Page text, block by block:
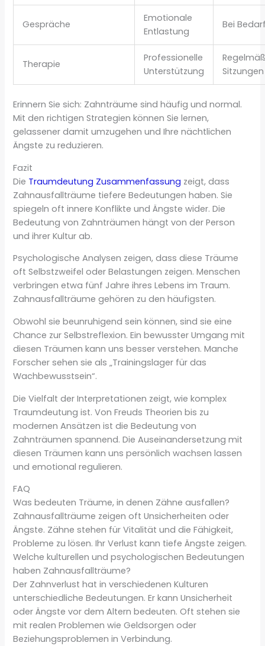
Gespräche
Emotionale
Entlastung
Bei
Therapie
Professionelle
Unterstützung
Sitzungen
Erinnern Sie sich: Zahnträume sind häufig und normal.
Mit den richtigen Strategien können Sie lernen,
gelassener damit umzugehen und Ihre nächtlichen
Ängste zu reduzieren.
Fazit
Die Traumdeutung Zusammenfassung zeigt, dass
Zahnausfallträume tiefere Bedeutungen haben. Sie
spiegeln oft innere Konflikte und Ängste wider. Die
Bedeutung von Zahnträumen hängt von der Person
und ihrer Kultur ab.
Psychologische Analysen zeigen, dass diese Träume
oft Selbstzweifel oder Belastungen zeigen. Menschen
verbringen etwa fünf Jahre ihres Lebens im Traum.
Zahnausfallträume gehören zu den häufigsten.
Obwohl sie beunruhigend sein können, sind sie eine
Chance zur Selbstreflexion. Ein bewusster Umgang mit
diesen Träumen kann uns besser verstehen. Manche
Forscher sehen sie als „Trainingslager für das
Wachbewusstsein“.
Die Vielfalt der Interpretationen zeigt, wie komplex
Traumdeutung ist. Von Freuds Theorien bis zu
modernen Ansätzen ist die Bedeutung von
Zahnträumen spannend. Die Auseinandersetzung mit
diesen Träumen kann uns persönlich wachsen lassen
und emotional regulieren.
FAQ
Was bedeuten Träume, in denen Zähne ausfallen?
Zahnausfallträume zeigen oft Unsicherheiten oder
Ängste. Zähne stehen für Vitalität und die Fähigkeit,
Probleme zu lösen. Ihr Verlust kann tiefe Ängste zeigen.
Welche kulturellen und psychologischen Bedeutungen
haben Zahnausfallträume?
Der Zahnverlust hat in verschiedenen Kulturen
unterschiedliche Bedeutungen. Er kann Unsicherheit
oder Ängste vor dem Altern bedeuten. Oft stehen sie
mit realen Problemen wie Geldsorgen oder
Beziehungsproblemen in Verbindung.